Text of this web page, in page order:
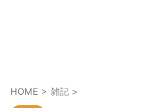
HOME > 雑記 >